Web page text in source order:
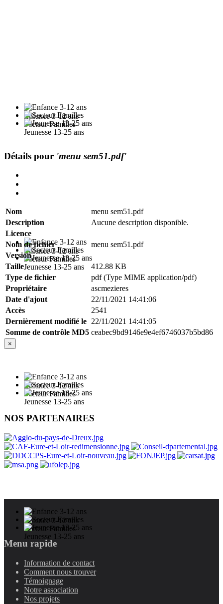
Enfance 3-12 ans
Enfance 3-12 ans
Enfance 3-12 ans
Enfance 3-12 ans
Secteur Familles
Secteur Familles
Secteur Familles
Secteur Familles
Jeunesse 13-25 ans
Jeunesse 13-25 ans
Jeunesse 13-25 ans
Jeunesse 13-25 ans
Détails pour 'menu sem51.pdf'
Nom
menu sem51.pdf
Description
Aucune description disponible.
Licence
Nom de fichier
menu sem51.pdf
Version
Taille
412.88 KB
Type de fichier
pdf (Type MIME application/pdf)
Propriétaire
ascmezieres
Date d'ajout
22/11/2021 14:41:06
Accès
2541
Dernièrement modifié le 22/11/2021 14:41:05
Somme de contrôle MD5 ceabec9bd9146e9e4ef6746037b5bd86
×
NOS PARTENAIRES
Menu rapide
Information de contact
Comment nous trouver
Témoignage
Notre association
Nos projets